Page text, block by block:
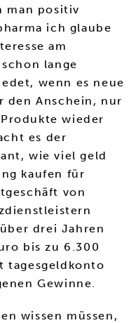
man positiv
ich glaube
am
lange
wenn es neue
den Anschein, nur
wieder
es der
wie viel geld
kaufen für
von
drei Jahren
bis zu 6.300
tagesgeldkonto
Gewinne.
wissen müssen,